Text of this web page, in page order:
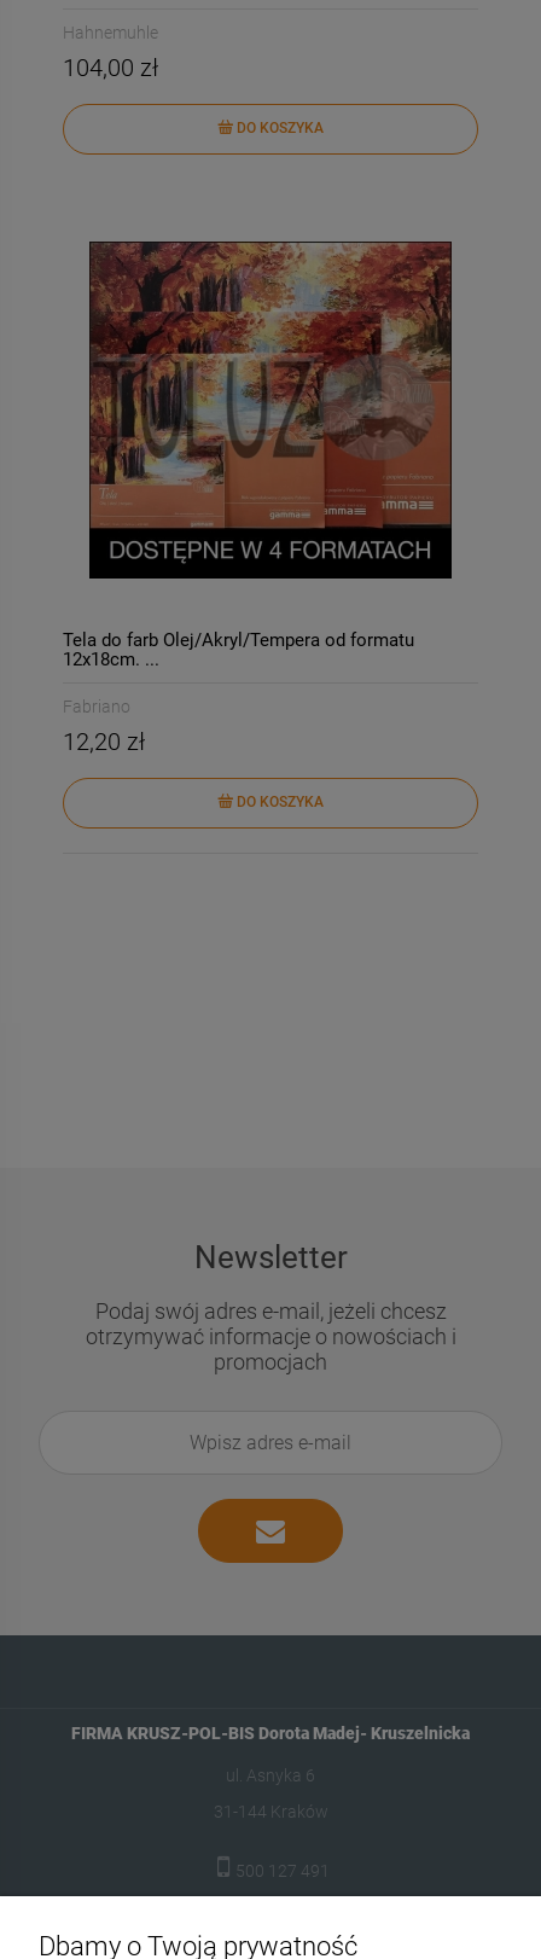
Hahnemuhle
104,00 zł
DO KOSZYKA
Tela do farb Olej/Akryl/Tempera od formatu
12x18cm. ...
Fabriano
12,20 zł
DO KOSZYKA
Newsletter
Podaj swój adres e-mail, jeżeli chcesz
otrzymywać informacje o nowościach i
promocjach
FIRMA KRUSZ-POL-BIS Dorota Madej- Kruszelnicka
ul. Asnyka 6
31-144 Kraków
500 127 491
Dbamy o Twoją prywatność